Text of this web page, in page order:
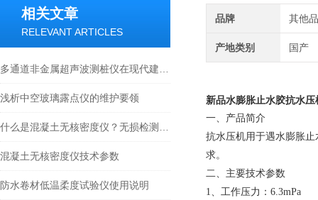
相关文章
RELEVANT ARTICLES
浅析中空玻璃露点仪的维护要领
混凝土无核密度仪技术参数
防水卷材低温柔度试验仪使用说明
品牌 其他
产地类别 国产
新品水膨胀止水胶抗水压
一、产品简介
抗水压机用于遇水膨胀
求。
二、主要技术参数
1、工作压力：6.3mPa